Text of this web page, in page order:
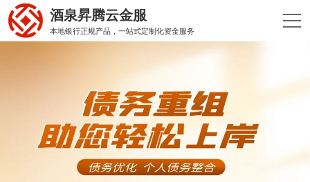
酒泉昇腾云金服
本地银行正规产品，一站式定制化资金服务